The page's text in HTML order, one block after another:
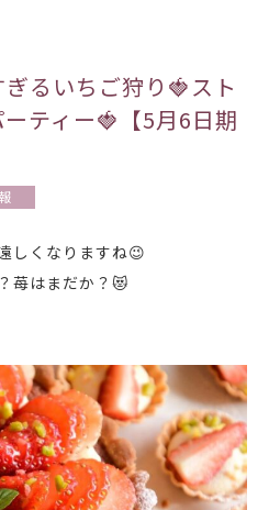
るいちご狩り🍓スト
ティー🍓【5月6日期
しくなりますね😉
苺はまだか？😻